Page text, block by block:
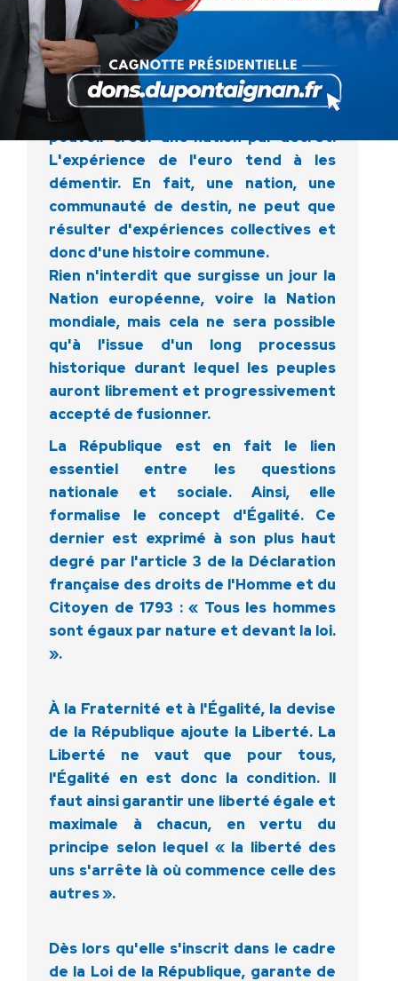
communauté de destin fondatrice de
l'intérêt général et impose donc la
question nationale.
Les admirateurs des nations
européenne et mondiale croient
pouvoir créer une nation par décret.
L'expérience de l'euro tend à les
démentir. En fait, une nation, une
communauté de destin, ne peut que
résulter d'expériences collectives et
donc d'une histoire commune.
Rien n'interdit que surgisse un jour la
Nation européenne, voire la Nation
mondiale, mais cela ne sera possible
qu'à l'issue d'un long processus
historique durant lequel les peuples
auront librement et progressivement
accepté de fusionner.
La République est en fait le lien
essentiel entre les questions
nationale et sociale. Ainsi, elle
formalise le concept d'Égalité. Ce
dernier est exprimé à son plus haut
degré par l'article 3 de la Déclaration
française des droits de l'Homme et du
Citoyen de 1793 : « Tous les hommes
sont égaux par nature et devant la loi.
».
À la Fraternité et à l'Égalité, la devise
de la République ajoute la Liberté. La
Liberté ne vaut que pour tous,
l'Égalité en est donc la condition. Il
faut ainsi garantir une liberté égale et
maximale à chacun, en vertu du
principe selon lequel « la liberté des
uns s'arrête là où commence celle des
autres ».
Dès lors qu'elle s'inscrit dans le cadre
de la Loi de la République, garante de